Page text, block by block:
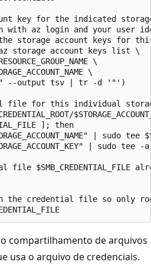
key for the indicated
with az login and your user
storage account keys for this
storage account keys list \
\
\
--output tsv | tr -d '"')
file for this individual
]; then
| sudo tee
| sudo tee -
file $SMB_CREDENTIAL_FILE
on the credential file so only
compartilhamento de arquivos
usa o arquivo de credenciais.